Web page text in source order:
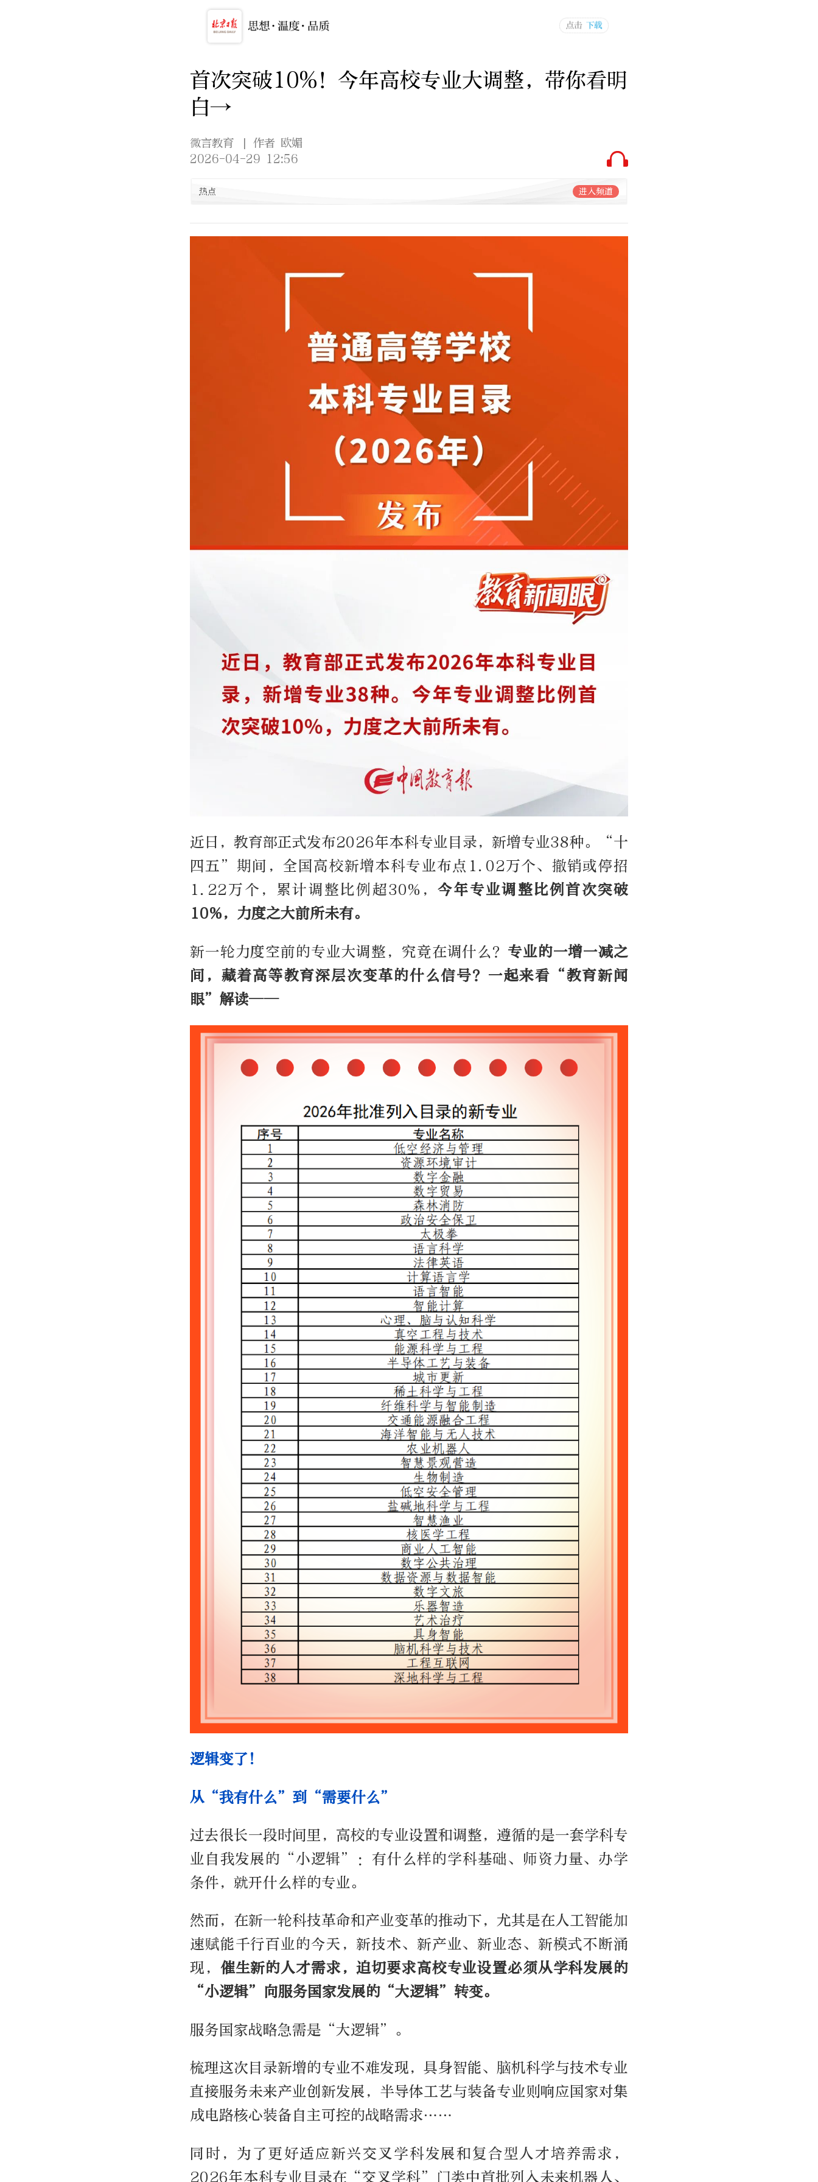
首次突破10%！今年高校专业大调整，带你看明
白→
微言教育
| 作者 欧媚
2026-04-29 12:56
热点 进入频道
近日，教育部正式发布2026年本科专业目录，新增专业38种。“十
四五”期间，全国高校新增本科专业布点1.02万个、撤销或停招
1.22万个，累计调整比例超30%，今年专业调整比例首次突破
10%，力度之大前所未有。
新一轮力度空前的专业大调整，究竟在调什么？ 专业的一增一减之
间，藏着高等教育深层次变革的什么信号？一起来看“教育新闻
眼”解读——
逻辑变了！
从“我有什么”到“需要什么”
过去很长一段时间里，高校的专业设置和调整，遵循的是一套学科专
业自我发展的“小逻辑”：有什么样的学科基础、师资力量、办学
条件，就开什么样的专业。
然而，在新一轮科技革命和产业变革的推动下，尤其是在人工智能加
速赋能千行百业的今天，新技术、新产业、新业态、新模式不断涌
现， 催生新的人才需求，迫切要求高校专业设置必须从学科发展的
“小逻辑”向服务国家发展的“大逻辑”转变。
服务国家战略急需是“大逻辑”。
梳理这次目录新增的专业不难发现，具身智能、脑机科学与技术专业
直接服务未来产业创新发展，半导体工艺与装备专业则响应国家对集
成电路核心装备自主可控的战略需求……
同时，为了更好适应新兴交叉学科发展和复合型人才培养需求，
2026年本科专业目录在“交叉学科”门类中首批列入未来机器人、